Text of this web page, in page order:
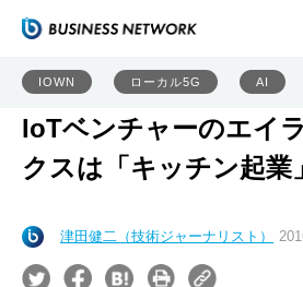
IOWN ローカル5G AI
IoTベンチャーのエイ
クスは「キッチン起業」
津田健二（技術ジャーナリスト）